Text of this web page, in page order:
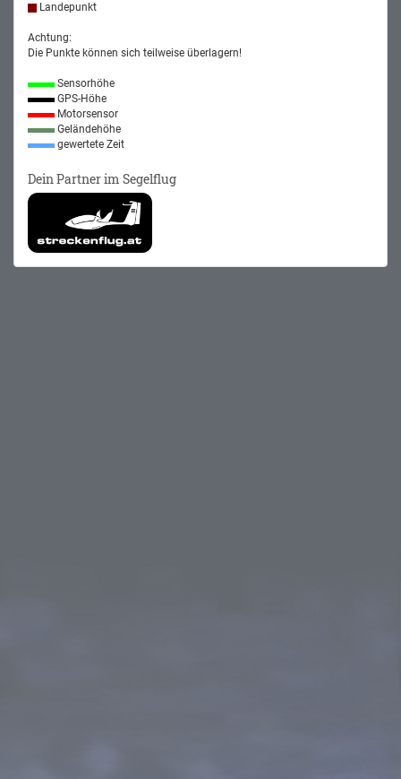
Landepunkt
Achtung:
Die Punkte können sich teilweise überlagern!
Sensorhöhe
GPS-Höhe
Motorsensor
Geländehöhe
gewertete Zeit
Dein Partner im Segelflug